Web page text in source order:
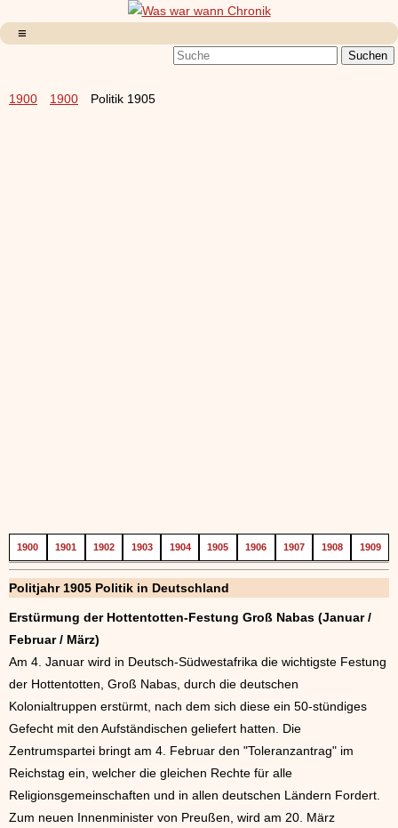
1900 1900 Politik 1905
1900 1901 1902 1903 1904 1905 1906 1907 1908 1909
Politjahr 1905 Politik in Deutschland
Erstürmung der Hottentotten-Festung Groß Nabas (Januar /
Februar / März)
Am 4. Januar wird in Deutsch-Südwestafrika die wichtigste Festung
der Hottentotten, Groß Nabas, durch die deutschen
Kolonialtruppen erstürmt, nach dem sich diese ein 50-stündiges
Gefecht mit den Aufständischen geliefert hatten. Die
Zentrumspartei bringt am 4. Februar den "Toleranzantrag" im
Reichstag ein, welcher die gleichen Rechte für alle
Religionsgemeinschaften und in allen deutschen Ländern Fordert.
Zum neuen Innenminister von Preußen, wird am 20. März